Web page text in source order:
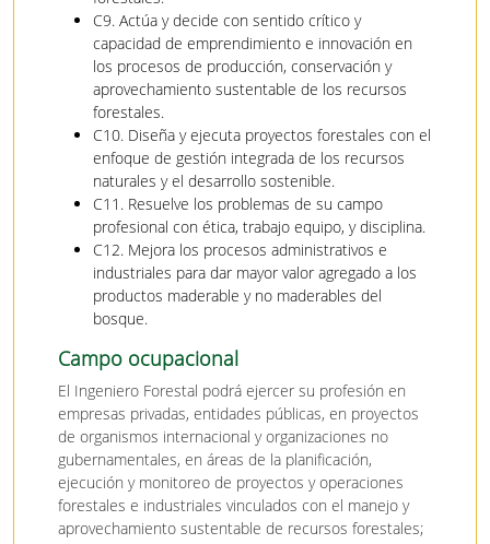
C9. Actúa y decide con sentido crítico y
capacidad de emprendimiento e innovación en
los procesos de producción, conservación y
aprovechamiento sustentable de los recursos
forestales.
C10. Diseña y ejecuta proyectos forestales con el
enfoque de gestión integrada de los recursos
naturales y el desarrollo sostenible.
C11. Resuelve los problemas de su campo
profesional con ética, trabajo equipo, y disciplina.
C12. Mejora los procesos administrativos e
industriales para dar mayor valor agregado a los
productos maderable y no maderables del
bosque.
Campo ocupacional
El Ingeniero Forestal podrá ejercer su profesión en
empresas privadas, entidades públicas, en proyectos
de organismos internacional y organizaciones no
gubernamentales, en áreas de la planificación,
ejecución y monitoreo de proyectos y operaciones
forestales e industriales vinculados con el manejo y
aprovechamiento sustentable de recursos forestales;